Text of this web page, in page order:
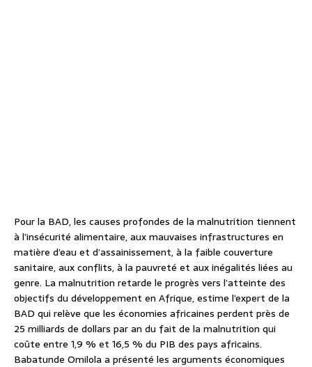
Pour la BAD, les causes profondes de la malnutrition tiennent
à l’insécurité alimentaire, aux mauvaises infrastructures en
matière d’eau et d’assainissement, à la faible couverture
sanitaire, aux conflits, à la pauvreté et aux inégalités liées au
genre. La malnutrition retarde le progrès vers l’atteinte des
objectifs du développement en Afrique, estime l’expert de la
BAD qui relève que les économies africaines perdent près de
25 milliards de dollars par an du fait de la malnutrition qui
coûte entre 1,9 % et 16,5 % du PIB des pays africains.
Babatunde Omilola a présenté les arguments économiques